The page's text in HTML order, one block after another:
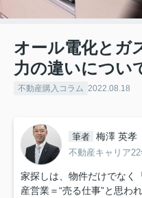
オール電化とガ
力の違いについ
不動産購入コラム 2022.08.18
筆者 梅澤 英孝
不動産キャリア
家探しは、物件だけでなく
産営業＝“売る仕事”と思わ